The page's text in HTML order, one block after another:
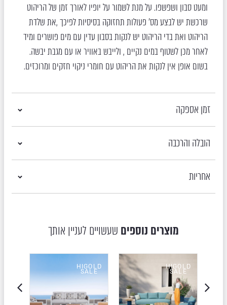
ומעט סבון ושפשפו. על מנת לשמור על יופיו לאורך זמן של הריהוט
שרכשת יש לבצע מס’ פעולות תחזוקה בסיסיות לפיכך ,את שלדת
הריהוט ואת בדי הריהוט יש לנקות בסבון עדין עם מים פושרים ומיד
לאחר מכן לשטוף במים נקיים , ולייבש באוויר או עם מגבת יבשה.
בשום אופן אין לנקות את הריהוט עם חומרי ניקוי חזקים ומרוכזים.
זמן אספקה
הובלה והרכבה
אחריות
מוצרים נוספים שעשויים לעניין אותך
HIGOLD
SALE
HIGOLD
SALE